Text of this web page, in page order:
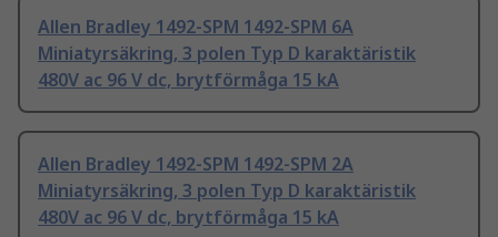
Allen Bradley 1492-SPM 1492-SPM 6A
Miniatyrsäkring, 3 polen Typ D karaktäristik
480V ac 96 V dc, brytförmåga 15 kA
Allen Bradley 1492-SPM 1492-SPM 2A
Miniatyrsäkring, 3 polen Typ D karaktäristik
480V ac 96 V dc, brytförmåga 15 kA